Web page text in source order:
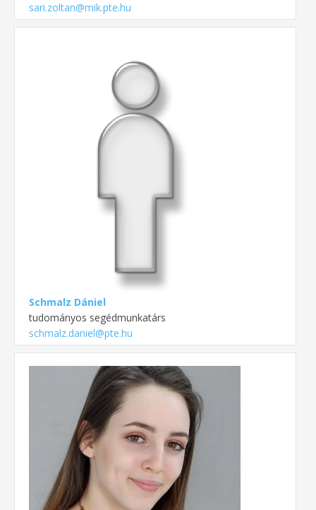
sari.zoltan@mik.pte.hu
Schmalz Dániel
tudományos segédmunkatárs
schmalz.daniel@pte.hu